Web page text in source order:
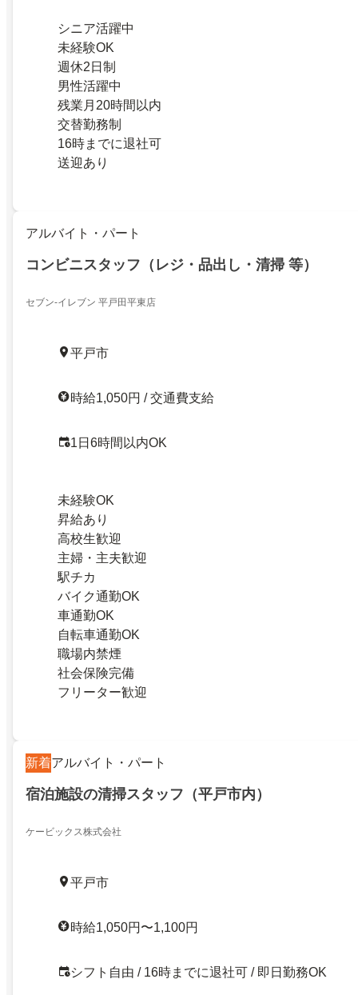
シニア活躍中
未経験OK
週休2日制
男性活躍中
残業月20時間以内
交替勤務制
16時までに退社可
送迎あり
アルバイト・パート
コンビニスタッフ（レジ・品出し・清掃 等）
セブン-イレブン 平戸田平東店
平戸市
時給1,050円 / 交通費支給
1日6時間以内OK
未経験OK
昇給あり
高校生歓迎
主婦・主夫歓迎
駅チカ
バイク通勤OK
車通勤OK
自転車通勤OK
職場内禁煙
社会保険完備
フリーター歓迎
新着アルバイト・パート
宿泊施設の清掃スタッフ（平戸市内）
ケービックス株式会社
平戸市
時給1,050円〜1,100円
シフト自由 / 16時までに退社可 / 即日勤務OK